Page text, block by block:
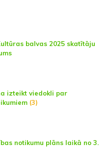
balvas 2025 skatītāju
izteikt viedokli par
(3)
notikumu plāns laikā no 3.